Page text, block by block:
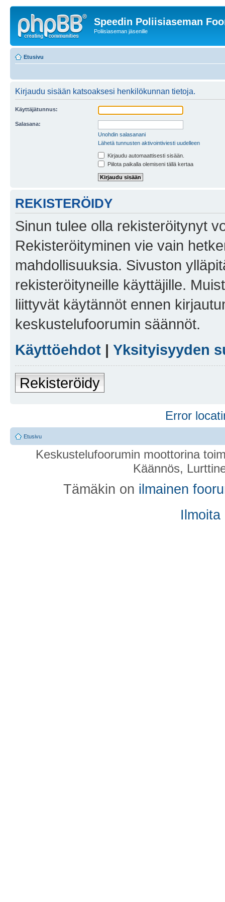
Speedin Poliisiaseman
Poliisiaseman jäsenille
Etusivu
Kirjaudu sisään katsoaksesi henkilökunnan tietoja.
Käyttäjätunnus:
Salasana:
Unohdin salasanani
Lähetä tunnusten aktivointiviesti uudelleen
Kirjaudu automaattisesti sisään.
Piilota paikalla olemiseni tällä kertaa
REKISTERÖIDY
Sinun tulee olla rekisteröitynyt
Rekisteröityminen vie vain
mahdollisuuksia. Sivuston
rekisteröityneille käyttäjille.
liittyvät käytännöt ennen
keskustelufoorumin säännöt.
Käyttöehdot | Yksityisyyden
Rekisteröidy
Error
Etusivu
Keskustelufoorumin moottorina
Käännös,
Tämäkin on ilmainen